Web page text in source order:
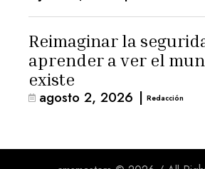
Reimaginar la
aprender a ver el
existe
agosto 2, 2026 | Redacción